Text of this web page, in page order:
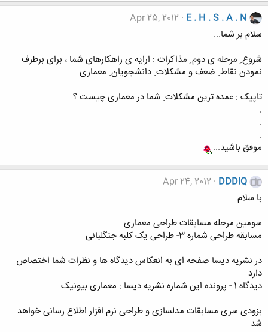
E . H . S . A . N
Apr 25, 2012
سلام بر شما...
شروع ِ مرحله ی دوم ِ مذاکرات : ارایه ی راهکارهای شما ، برای برطرف
نمودن نقاط ِ ضعف و مشکلات ِ دانشجویان ِ معماری
تاپیک : عمده ترین مشکلات ِ شما در معماری چیست ؟
.
.
.
موفق باشید...
DDDIQ
Apr 24, 2012
با سلام
سومین مرحله مسابقات طراحی معماری
مسابقه طراحی شماره 3- طراحی یک کلبه جنگلبانی
در نشریه دیسا صفحه ای به انعکاس دیدگاه ها و نظرات شما اختصاص
دارد
دیدگاه 1 - پرونده این شماره نشریه دیسا : معماری بیونیک
بزودی سری مسابقات مدلسازی و طراحی نرم افزار اطلاع رسانی خواهد
شد